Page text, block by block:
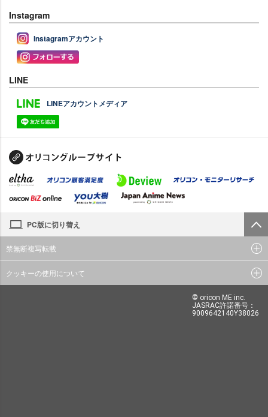
Instagram
Instagramアカウント
LINE
LINEアカウントメディア
PC版に切り替え
禁無断複写転載
クッキーの使用について
© oricon ME inc.
JASRAC許諾番号：
9009642140Y38026